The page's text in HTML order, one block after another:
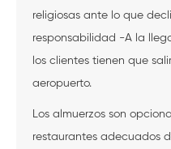
religiosas ante lo que
responsabilidad -A la
los clientes tienen que
aeropuerto.
Los almuerzos son
restaurantes adecuados